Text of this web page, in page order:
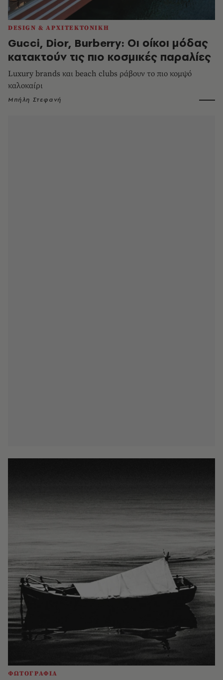
DESIGN & ΑΡΧΙΤΕΚΤΟΝΙΚΗ
Gucci, Dior, Burberry: Οι οίκοι μόδας
κατακτούν τις πιο κοσμικές παραλίες
Luxury brands και beach clubs ράβουν το πιο κομψό
καλοκαίρι
Μπήλη Στεφανή
ΦΩΤΟΓΡΑΦΙΑ